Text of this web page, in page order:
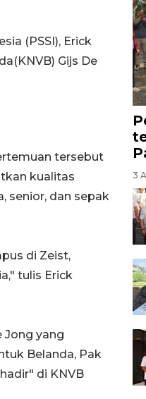
(PSSI), Erick
Gijs De
tersebut
kualitas
senior, dan sepak
di Zeist,
tulis Erick
Jong yang
Belanda, Pak
di KNVB
3